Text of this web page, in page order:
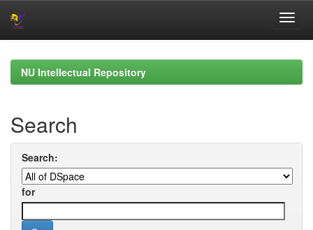
navigationNU Intellectual Repository
Search
Search:
for